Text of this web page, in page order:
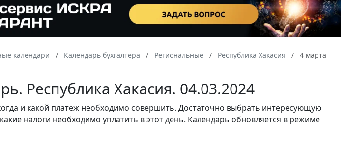
календари Календарь бухгалтера Региональные Республика Хакасия
4 марта
Республика Хакасия. 04.03.2024
и какой платеж необходимо совершить. Достаточно выбрать интересующую
налоги необходимо уплатить в этот день. Календарь обновляется в режиме